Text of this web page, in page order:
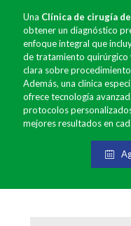
Una Clínica de cirugía
obtener un diagnóstico
enfoque integral que
de tratamiento quirúrgico
clara sobre
Además, una clínica
ofrece tecnología
protocolos
mejores resultados en